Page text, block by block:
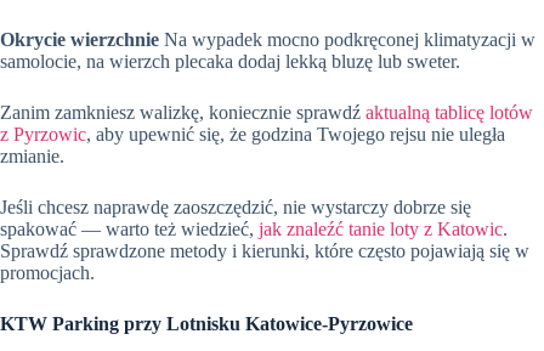
Okrycie wierzchnie Na wypadek mocno podkręconej klimatyzacji w
samolocie, na wierzch plecaka dodaj lekką bluzę lub sweter.
Zanim zamkniesz walizkę, koniecznie sprawdź aktualną tablicę lotów
z Pyrzowic, aby upewnić się, że godzina Twojego rejsu nie uległa
zmianie.
Jeśli chcesz naprawdę zaoszczędzić, nie wystarczy dobrze się
spakować — warto też wiedzieć, jak znaleźć tanie loty z Katowic.
Sprawdź sprawdzone metody i kierunki, które często pojawiają się w
promocjach.
KTW Parking przy Lotnisku Katowice-Pyrzowice